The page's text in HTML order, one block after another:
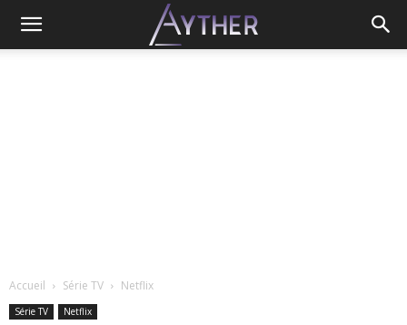
Accueil Série TV Netflix
Série TV Netflix